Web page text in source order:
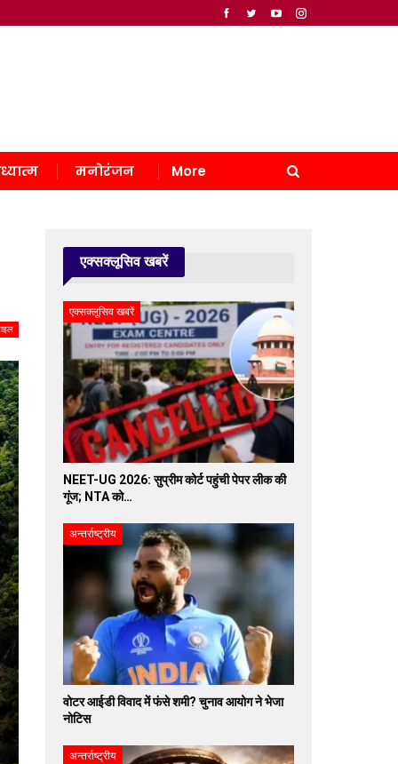
मनोरंजन More
एक्सक्लूसिव खबरें
एक्सक्लूसिव खबरें
NEET-UG 2026: सुप्रीम कोर्ट पहुंची पेपर लीक की
गूंज; NTA को…
अन्तर्राष्ट्रीय
वोटर आईडी विवाद में फंसे शमी? चुनाव आयोग ने भेजा
नोटिस
अन्तर्राष्ट्रीय